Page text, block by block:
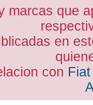
marcas que
en
con